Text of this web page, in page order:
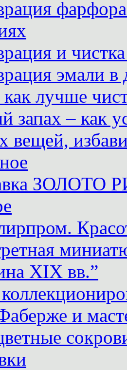
и
эмали
лучше
запах – как
вещей,
ЗОЛОТО
XIX вв.”
и